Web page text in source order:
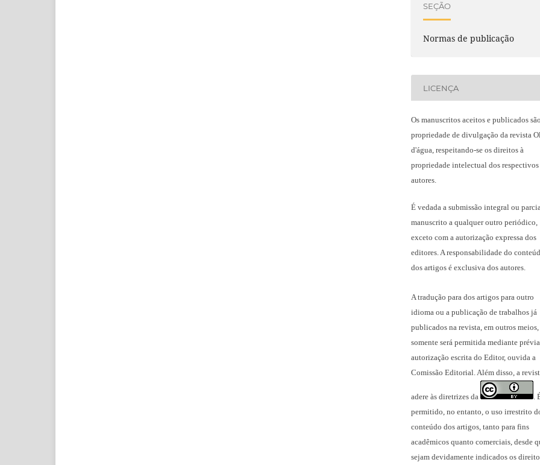
SEÇÃO
Normas de publicação
LICENÇA
Os manuscritos aceitos e publicados
propriedade de divulgação da revista
d'água, respeitando-se os direitos à
propriedade intelectual dos respectivos
autores.
É vedada a submissão integral ou
manuscrito a qualquer outro periódico,
exceto com a autorização expressa dos
editores. A responsabilidade do
dos artigos é exclusiva dos autores.
A tradução para dos artigos para outro
idioma ou a publicação de trabalhos já
publicados na revista, em outros meios,
somente será permitida mediante prévia
autorização escrita do Editor, ouvida a
Comissão Editorial. Além disso, a
adere às diretrizes da
permitido, no entanto, o uso irrestrito
conteúdo dos artigos, tanto para fins
acadêmicos quanto comerciais, desde
sejam devidamente indicados os